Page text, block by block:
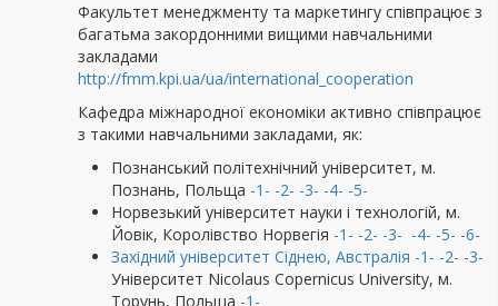
Факультет менеджменту та маркетингу співпрацює з
багатьма закордонними вищими навчальними
закладами
http://fmm.kpi.ua/ua/international_cooperation
Кафедра міжнародної економіки активно співпрацює
з такими навчальними закладами, як:
Познанський політехнічний університет, м.
Познань, Польща -1- -2- -3- -4- -5-
Норвезький університет науки і технологій, м.
Йовік, Королівство Норвегія -1- -2- -3- -4- -5- -6-
Західний університет Сіднею, Австралія -1- -2- -3-
Університет Nicolaus Copernicus University, м.
Торунь, Польща -1-